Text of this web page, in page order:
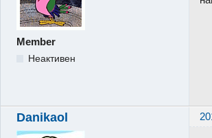
Member
Неактивен
Danikaol